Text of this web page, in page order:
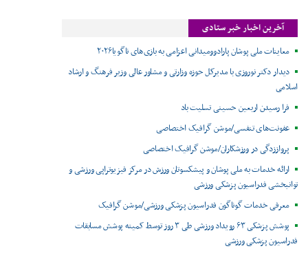
آخرین اخبار خبر ستادی
معاینات ملی پوشان پارادوومیدانی اعزامی به بازی‌های ناگویا۲۰۲۶
دیدار دکتر نوروزی با مدیرکل حوزه وزارتی و مشاور عالی وزیر فرهنگ و ارشاد
اسلامی
فرا رسیدن اربعین حسینی تسلیت باد
عفونت‌های تنفسی/موشن گرافیک اختصاصی
پرواززدگی در ورزشکاران/موشن گرافیک اختصاصی
ارائه خدمات به ملی پوشان و پیشکسوتان ورزش در مرکز فیزیوتراپی ورزشی و
توانبخشی فدراسیون پزشکی ورزشی
معرفی خدمات گوناگون فدراسیون پزشکی ورزشی/موشن گرافیک
پوشش پزشکی ۶۳ رویداد ورزشی طی ۳ روز توسط کمیته پوشش مسابقات
فدراسیون پزشکی ورزشی